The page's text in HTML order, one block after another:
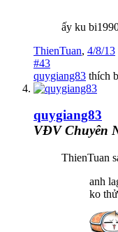
ấy ku
ThienTuan, 4/8/13
#43
quygiang83 thích
quygiang83
VĐV Chuyên
ThienTuan
anh
ko